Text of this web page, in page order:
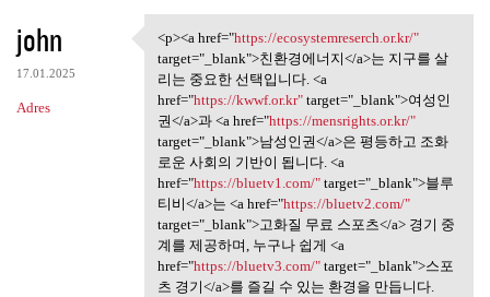
john
17.01.2025
Adres
<p><a href="https:/
<p><a href="https://ecosystemreserch.or.kr/"
target="_blank">친환경에너지</a>는 지구를 살
리는 중요한 선택입니다. <a
href="https://kwwf.or.kr"target="_blank">여성인
권</a>과 <a href="https://mensrights.or.kr/"
target="_blank">남성인권</a>은 평등하고 조화
로운 사회의 기반이 됩니다. <a
href="https://bluetv1.com/"target="_blank">블루
티비</a>는 <a href="https://bluetv2.com/"
target="_blank">고화질 무료 스포츠</a> 경기 중
계를 제공하며, 누구나 쉽게 <a
href="https://bluetv3.com/"target="_blank">스포
츠 경기</a>를 즐길 수 있는 환경을 만듭니다.